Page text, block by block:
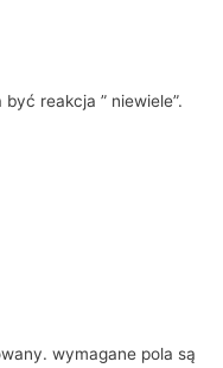
reakcja ” niewiele”.
wymagane pola są